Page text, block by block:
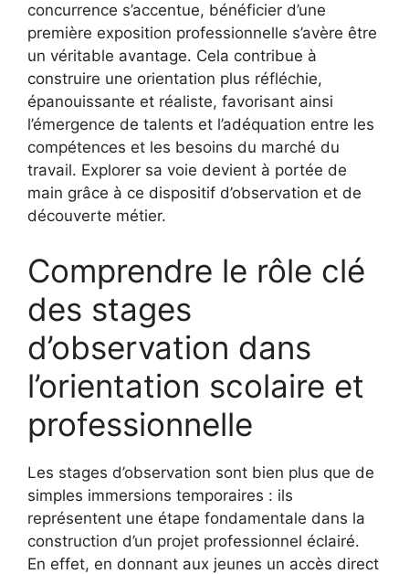
concurrence s’accentue, bénéficier d’une
première exposition professionnelle s’avère être
un véritable avantage. Cela contribue à
construire une orientation plus réfléchie,
épanouissante et réaliste, favorisant ainsi
l’émergence de talents et l’adéquation entre les
compétences et les besoins du marché du
travail. Explorer sa voie devient à portée de
main grâce à ce dispositif d’observation et de
découverte métier.
Comprendre le rôle clé
des stages
d’observation dans
l’orientation scolaire et
professionnelle
Les stages d’observation sont bien plus que de
simples immersions temporaires : ils
représentent une étape fondamentale dans la
construction d’un projet professionnel éclairé.
En effet, en donnant aux jeunes un accès direct